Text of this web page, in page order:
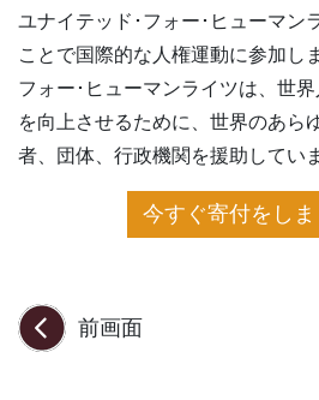
ユナイテッド･フォー･ヒューマン
ことで国際的な人権運動に参加し
フォー･ヒューマンライツは、世
を向上させるために、世界のあら
者、団体、行政機関を援助してい
今すぐ寄付をし
前画面